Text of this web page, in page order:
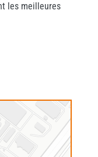
les meilleures